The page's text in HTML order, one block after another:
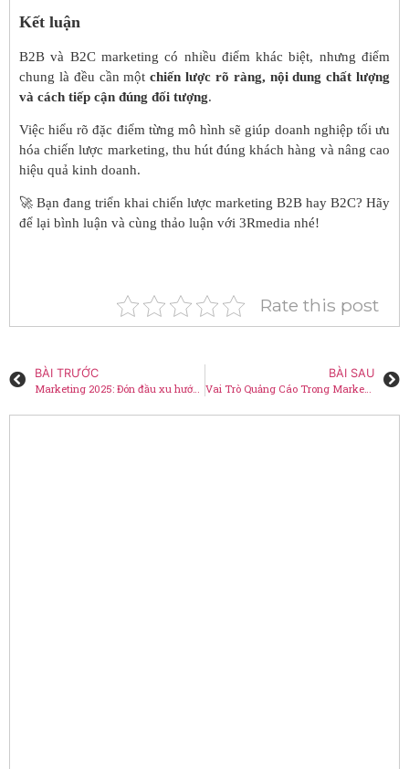
Kết luận
B2B và B2C marketing có nhiều điểm khác biệt, nhưng điểm
chung là đều cần mộtchiến lược rõ ràng, nội dung chất lượng
và cách tiếp cận đúng đối tượng.
Việc hiểu rõ đặc điểm từng mô hình sẽ giúp doanh nghiệp tối ưu
hóa chiến lược marketing, thu hút đúng khách hàng và nâng cao
hiệu quả kinh doanh.
🚀 Bạn đang triển khai chiến lược marketing B2B hay B2C? Hãy
để lại bình luận và cùng thảo luận với 3Rmedia nhé!
Rate this post
BÀI TRƯỚC
Marketing 2025: Đón đầu xu hướng hay tụt lại phía sau?
BÀI SAU
Vai Trò Quảng Cáo Trong Marketing